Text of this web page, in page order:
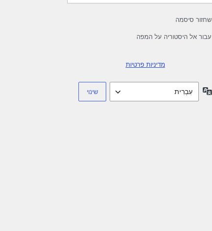
שחזור סיסמה
עבור אל היסטוריה על המפה
מדיניות פרטיות
שפה